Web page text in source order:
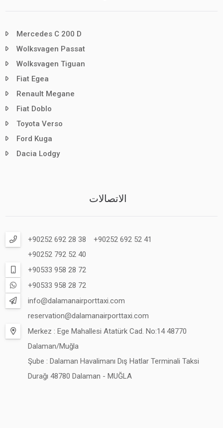
Mercedes C 200 D
Wolksvagen Passat
Wolksvagen Tiguan
Fiat Egea
Renault Megane
Fiat Doblo
Toyota Verso
Ford Kuga
Dacia Lodgy
الاتصالات
+90252 692 28 38
+90252 692 52 41
+90252 792 52 40
+90533 958 28 72
+90533 958 28 72
info@dalamanairporttaxi.com
reservation@dalamanairporttaxi.com
Merkez : Ege Mahallesi Atatürk Cad. No:14 48770
Dalaman/Muğla
Şube : Dalaman Havalimanı Dış Hatlar Terminali Taksi
Durağı 48780 Dalaman - MUĞLA